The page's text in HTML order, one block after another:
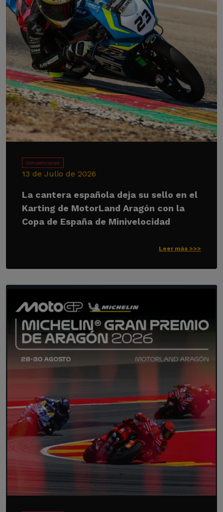
Competiciones
13 de Julio de 2026
La cantera española deja su sello en el
Karting de MotorLand Aragón con la
Copa de España de Minivelocidad
Leer más >>>